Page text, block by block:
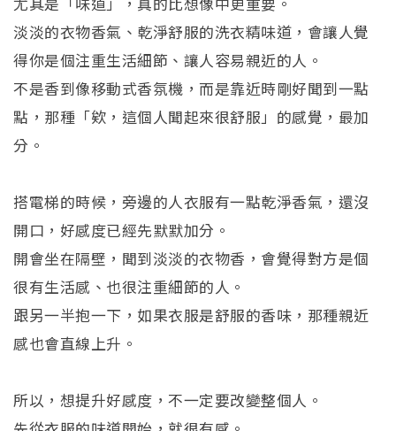
淡淡的衣物香氣、乾淨舒服的洗衣精味道，會讓人覺
得你是個注重生活細節、讓人容易親近的人。
不是香到像移動式香氛機，而是靠近時剛好聞到一點
點，那種「欸，這個人聞起來很舒服」的感覺，最加
分。
搭電梯的時候，旁邊的人衣服有一點乾淨香氣，還沒
開口，好感度已經先默默加分。
開會坐在隔壁，聞到淡淡的衣物香，會覺得對方是個
很有生活感、也很注重細節的人。
跟另一半抱一下，如果衣服是舒服的香味，那種親近
感也會直線上升。
所以，想提升好感度，不一定要改變整個人。